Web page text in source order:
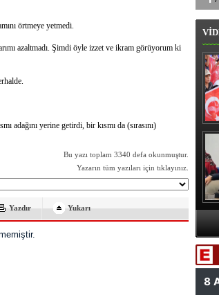
örtmeye yetmedi.
azaltmadı. Şimdi öyle izzet ve ikram görüyorum ki
adağını yerine getirdi, bir kısmı da (sırasını)
Bu yazı toplam 3340 defa okunmuştur.
Yazarın tüm yazıları için tıklayınız.
Yazdır Yukarı